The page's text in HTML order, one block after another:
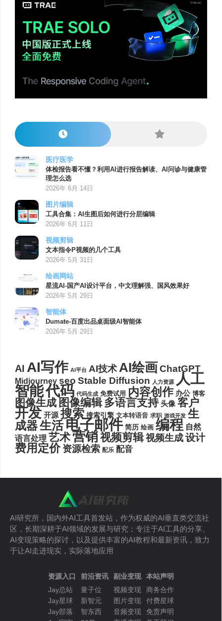
医疗医学
体检报告看不懂？利用AI进行报告解读、AI问诊与健康管
理怎么选
2026年 6月 14日
图片编辑
工具合集：AI生图后如何进行分层编辑
2026年 6月 11日
视频剪辑
文本指令P视频的几个工具
2026年 5月 31日
绘画网站
星流AI-国产AI设计平台，中文理解强、国风效果好
2026年 5月 29日
智能体
Dumate-百度出品桌面级AI智能体
2026年 5月 29日
AI AI写作 AI平台 AI技术AI绘画ChatGPT
Midjourney seo Stable Diffusion 人力资源 人工
智能代码 代码生成 免费试用 内容创作 办公 博客
图像生成 图像编辑 多语言支持 头像 客户
开发 开源 搜索 搜索引擎 文本转语音 求职 游戏开发 生
成器生活电子邮件 简历 绘画 编程 自然
语言处理 艺术营销视频剪辑视频生成设计
费用定价 资源检索 配乐 配音
AI研究所，国内外AI工具首发站，作为权威的AI垂直类交流社
区，长期深耕于AI领域的发展与研究；专注于AI工具的分享、
AI变现策略的探讨，以及提供丰富的AI教程和最新资讯，致力
于让AI走进现实，实际落地应用
资源入口
Jay总站
Jay星球
Jay部落
前沿资讯
量子位
新智元
智东西
副业变现
视频变现
图片变现
音频变现
本站声明
商务合作
付费星球
免责声明